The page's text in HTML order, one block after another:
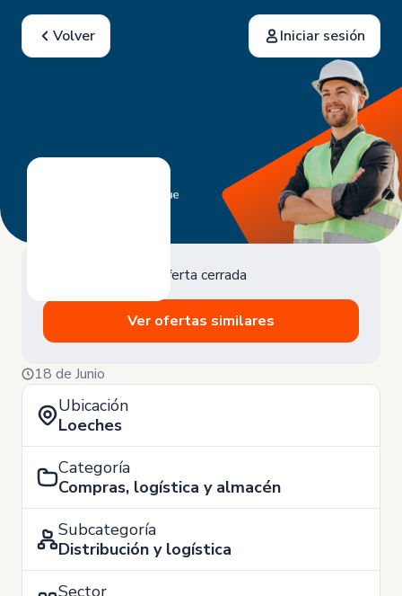
Volver Iniciar sesión
Oferta cerrada
Ver ofertas similares
18 de Junio
Ubicación
Loeches
Categoría
Compras, logística y almacén
Subcategoría
Distribución y logística
Sector